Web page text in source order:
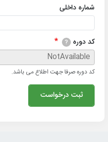
شماره داخلی
کد دوره ?
کد دوره صرفا جهت اطلاع می باشد.